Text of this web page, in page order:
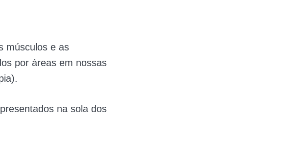
músculos e as
por áreas em nossas
na sola dos